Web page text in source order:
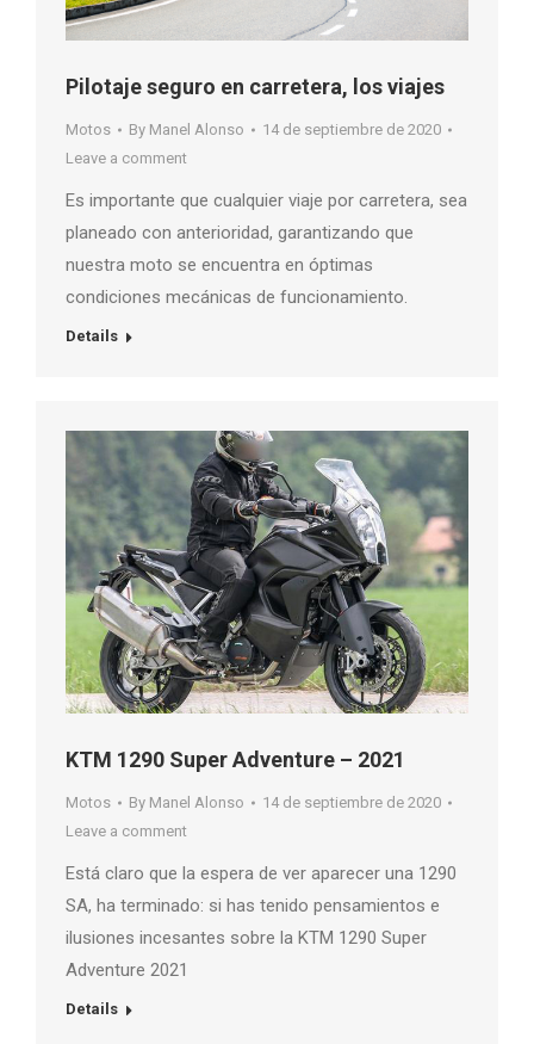
Pilotaje seguro en carretera, los viajes
Motos By Manel Alonso
14 de septiembre de 2020
Leave a comment
Es importante que cualquier viaje por carretera, sea
planeado con anterioridad, garantizando que
nuestra moto se encuentra en óptimas
condiciones mecánicas de funcionamiento.
Details
KTM 1290 Super Adventure – 2021
Motos By Manel Alonso
14 de septiembre de 2020
Leave a comment
Está claro que la espera de ver aparecer una 1290
SA, ha terminado: si has tenido pensamientos e
ilusiones incesantes sobre la KTM 1290 Super
Adventure 2021
Details